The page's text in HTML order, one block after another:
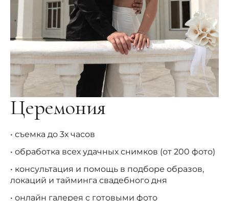
Церемония
• съемка до 3х часов
• обработка всех удачных снимков (от 200 фото)
• консультация и помощь в подборе образов,
локаций и тайминга свадебного дня
• онлайн галерея с готовыми фото